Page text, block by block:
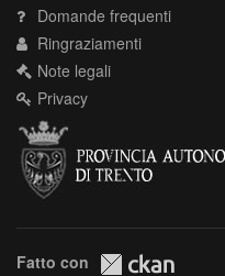
Domande frequenti
Ringraziamenti
Note legali
Privacy
Fatto con